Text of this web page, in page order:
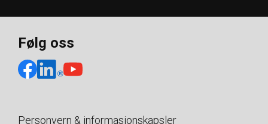
Følg oss
Personvern & informasjonskapsler